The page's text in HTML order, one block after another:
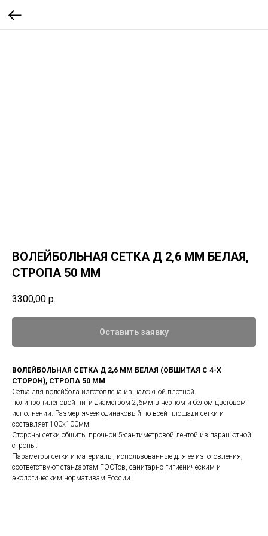
ВОЛЕЙБОЛЬНАЯ СЕТКА Д 2,6 ММ БЕЛАЯ,
СТРОПА 50 ММ
3300,00 р.
Оставить заявку
ВОЛЕЙБОЛЬНАЯ СЕТКА Д 2,6 ММ БЕЛАЯ (ОБШИТАЯ С 4-Х
СТОРОН), СТРОПА 50 ММ
Сетка для волейбола изготовлена из надежной плотной
полипропиленовой нити диаметром 2,6мм в черном и белом цветовом
исполнении. Размер ячеек одинаковый по всей площади сетки и
составляет 100х100мм.
Стороны сетки обшиты прочной 5-сантиметровой лентой из парашютной
стропы.
Параметры сетки и материалы, использованные для ее изготовления,
соответствуют стандартам ГОСТов, санитарно-гигиеническим и
экологическим нормативам России.